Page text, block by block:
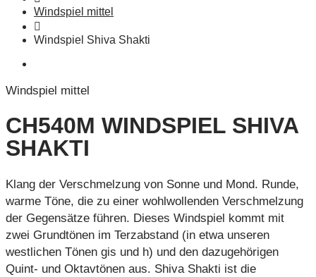
Windspiel mittel
Windspiel Shiva Shakti
Windspiel mittel
CH540M WINDSPIEL SHIVA
SHAKTI
Klang der Verschmelzung von Sonne und Mond. Runde,
warme Töne, die zu einer wohlwollenden Verschmelzung
der Gegensätze führen. Dieses Windspiel kommt mit
zwei Grundtönen im Terzabstand (in etwa unseren
westlichen Tönen gis und h) und den dazugehörigen
Quint- und Oktavtönen aus. Shiva Shakti ist die